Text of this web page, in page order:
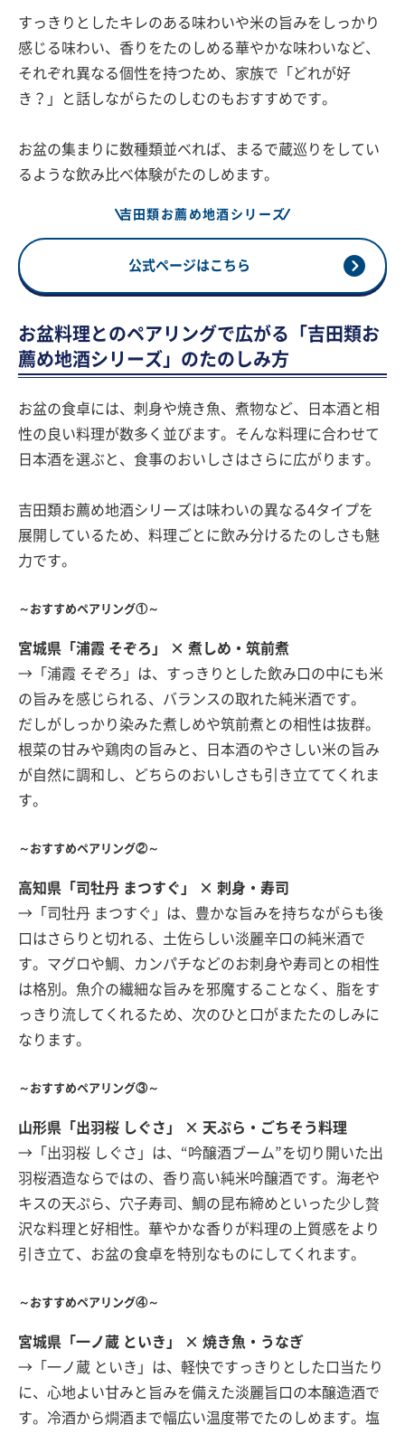
すっきりとしたキレのある味わいや米の旨みをしっかり
感じる味わい、香りをたのしめる華やかな味わいなど、
それぞれ異なる個性を持つため、家族で「どれが好
き？」と話しながらたのしむのもおすすめです。
お盆の集まりに数種類並べれば、まるで蔵巡りをしてい
るような飲み比べ体験がたのしめます。
吉田類お薦め地酒シリーズ
公式ページはこちら
お盆料理とのペアリングで広がる「吉田類お
薦め地酒シリーズ」のたのしみ方
お盆の食卓には、刺身や焼き魚、煮物など、日本酒と相
性の良い料理が数多く並びます。そんな料理に合わせて
日本酒を選ぶと、食事のおいしさはさらに広がります。
吉田類お薦め地酒シリーズは味わいの異なる4タイプを
展開しているため、料理ごとに飲み分けるたのしさも魅
力です。
～おすすめペアリング①～
宮城県「浦霞 そぞろ」 × 煮しめ・筑前煮
→「浦霞 そぞろ」は、すっきりとした飲み口の中にも米
の旨みを感じられる、バランスの取れた純米酒です。
だしがしっかり染みた煮しめや筑前煮との相性は抜群。
根菜の甘みや鶏肉の旨みと、日本酒のやさしい米の旨み
が自然に調和し、どちらのおいしさも引き立ててくれま
す。
～おすすめペアリング②～
高知県「司牡丹 まつすぐ」 × 刺身・寿司
→「司牡丹 まつすぐ」は、豊かな旨みを持ちながらも後
口はさらりと切れる、土佐らしい淡麗辛口の純米酒で
す。マグロや鯛、カンパチなどのお刺身や寿司との相性
は格別。魚介の繊細な旨みを邪魔することなく、脂をす
っきり流してくれるため、次のひと口がまたたのしみに
なります。
～おすすめペアリング③～
山形県「出羽桜 しぐさ」 × 天ぷら・ごちそう料理
→「出羽桜 しぐさ」は、“吟醸酒ブーム”を切り開いた出
羽桜酒造ならではの、香り高い純米吟醸酒です。海老や
キスの天ぷら、穴子寿司、鯛の昆布締めといった少し贅
沢な料理と好相性。華やかな香りが料理の上質感をより
引き立て、お盆の食卓を特別なものにしてくれます。
～おすすめペアリング④～
宮城県「一ノ蔵 といき」 × 焼き魚・うなぎ
→「一ノ蔵 といき」は、軽快ですっきりとした口当たり
に、心地よい甘みと旨みを備えた淡麗旨口の本醸造酒で
す。冷酒から燗酒まで幅広い温度帯でたのしめます。塩